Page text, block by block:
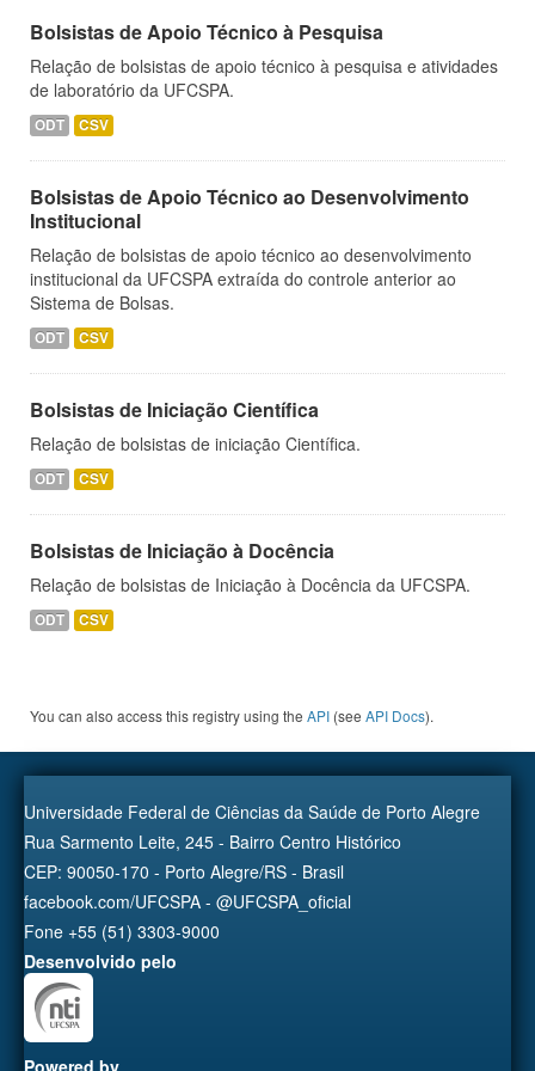
Bolsistas de Apoio Técnico à Pesquisa
Relação de bolsistas de apoio técnico à pesquisa e atividades
de laboratório da UFCSPA.
ODT CSV
Bolsistas de Apoio Técnico ao Desenvolvimento
Institucional
Relação de bolsistas de apoio técnico ao desenvolvimento
institucional da UFCSPA extraída do controle anterior ao
Sistema de Bolsas.
ODT CSV
Bolsistas de Iniciação Científica
Relação de bolsistas de iniciação Científica.
ODT CSV
Bolsistas de Iniciação à Docência
Relação de bolsistas de Iniciação à Docência da UFCSPA.
ODT CSV
You can also access this registry using the API (see API Docs).
Universidade Federal de Ciências da Saúde de Porto Alegre
Rua Sarmento Leite, 245 - Bairro Centro Histórico
CEP: 90050-170 - Porto Alegre/RS - Brasil
facebook.com/UFCSPA - @UFCSPA_oficial
Fone +55 (51) 3303-9000
Desenvolvido pelo
Powered by